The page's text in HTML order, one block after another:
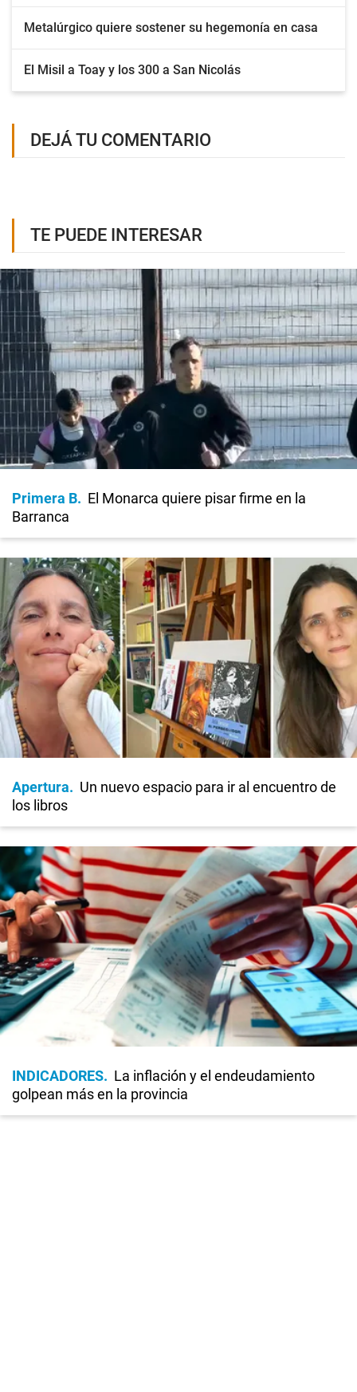
Metalúrgico quiere sostener su hegemonía en casa
El Misil a Toay y los 300 a San Nicolás
DEJÁ TU COMENTARIO
TE PUEDE INTERESAR
Primera B
El Monarca quiere pisar firme en la
Barranca
Apertura
Un nuevo espacio para ir al encuentro de
los libros
INDICADORES
La inflación y el endeudamiento
golpean más en la provincia